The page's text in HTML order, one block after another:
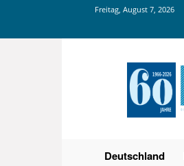
Freitag, August 7, 2026
Deutschland